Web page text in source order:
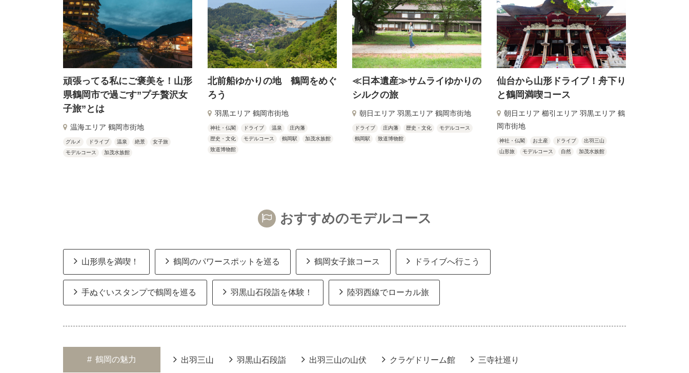
頑張ってる私にご褒美を！山形
県鶴岡市で過ごす”プチ贅沢女
子旅”とは
温海エリア 鶴岡市街地
グルメ ドライブ 温泉 絶景
女子旅
モデルコース
加茂水族館
北前船ゆかりの地 鶴岡をめぐ
ろう
羽黒エリア 鶴岡市街地
神社・仏閣 ドライブ 温泉
庄内藩
歴史・文化
モデルコース 鶴岡駅
加茂水族館
致道博物館
≪日本遺産≫サムライゆかりの
シルクの旅
朝日エリア 羽黒エリア 鶴岡市街地
ドライブ 庄内藩 歴史・文化
モデルコース
鶴岡駅
致道博物館
仙台から山形ドライブ！舟下り
と鶴岡満喫コース
朝日エリア 櫛引エリア 羽黒エリア 鶴
岡市街地
神社・仏閣 お土産 ドライブ
出羽三山
山形旅
モデルコース 自然 加茂水族館
おすすめのモデルコース
山形県を満喫！ 鶴岡のパワースポットを巡る 鶴岡女子旅コース ドライブへ行こう
手ぬぐいスタンプで鶴岡を巡る 羽黒山石段詣を体験！ 陸羽西線でローカル旅
# 鶴岡の魅力 出羽三山 羽黒山石段詣 出羽三山の山伏 クラゲドリーム館 三寺社巡り